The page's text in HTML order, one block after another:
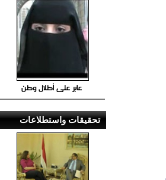
عابر على أطلال وطن
تحقيقات واستطلاعات